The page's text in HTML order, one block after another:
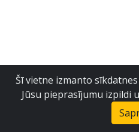
Šī vietne izmanto
Jūsu pieprasījumu izpildi